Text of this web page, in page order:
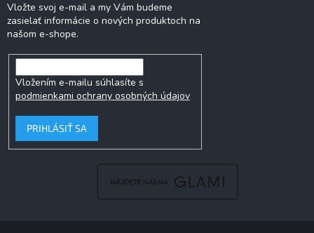
Vložte svoj e-mail a my Vám budeme
zasielať informácie o nových produktoch na
našom e-shope.
Vložením e-mailu súhlasíte s
podmienkami ochrany osobných údajov
PRIHLÁSIŤ SA